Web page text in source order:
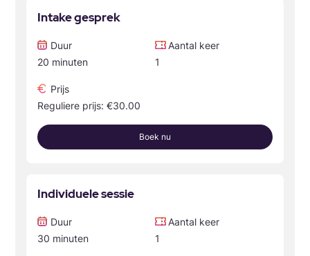
Intake gesprek
Duur
20 minuten
Aantal keer
1
Prijs
Reguliere prijs: €30.00
Boek nu
Individuele sessie
Duur
30 minuten
Aantal keer
1